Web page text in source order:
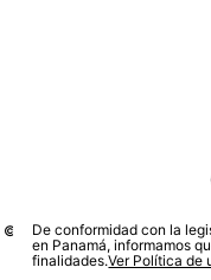
© COPYRIGHT 2020 STF
De conformidad con la
en Panamá, informamos
finalidades.Ver Política de